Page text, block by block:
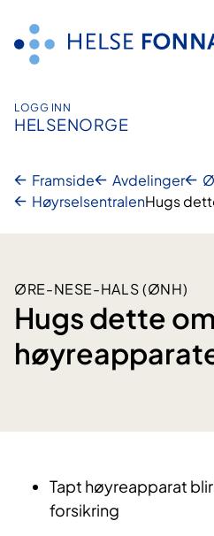
innhald
LOGG INN
HELSENORGE
Framside Avdelinger
HøyrselsentralenHugs
ØRE-NESE-HALS (ØNH)
Hugs dette om
Tapt høyreapparat
forsikring